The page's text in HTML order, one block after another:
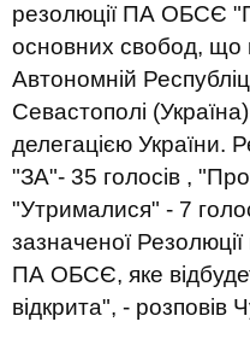
резолюції ПА ОБСЄ
основних свобод, що
Автономній
Севастополі
делегацією України.
"ЗА"- 35 голосів ,
"Утрималися" - 7
зазначеної
ПА ОБСЄ, яке
відкрита", - розповів